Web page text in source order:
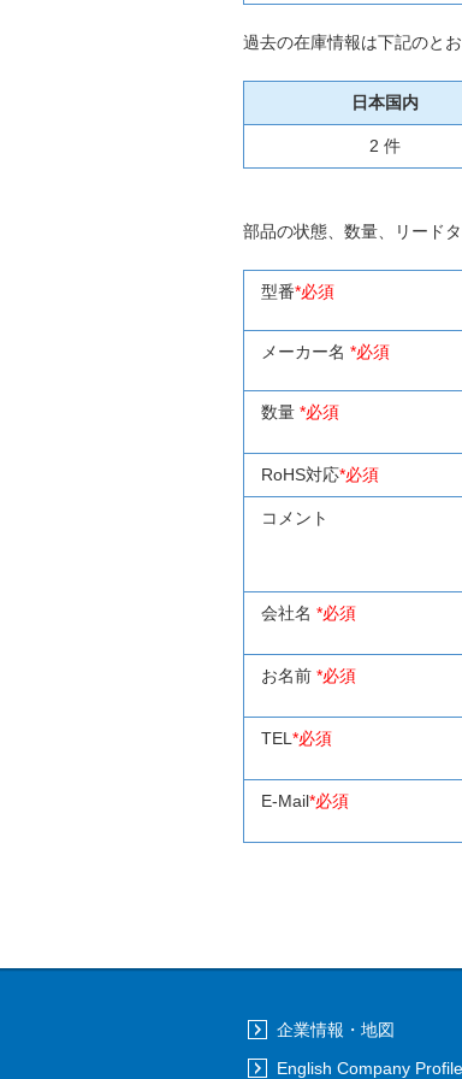
過去の在庫情報は下記のとお
日本国内
2 件
部品の状態、数量、リード
型番*必須
メーカー名 *必須
数量 *必須
RoHS対応*必須
コメント
会社名 *必須
お名前 *必須
TEL *必須
E-Mail*必須
企業情報・地図
English Company Profile